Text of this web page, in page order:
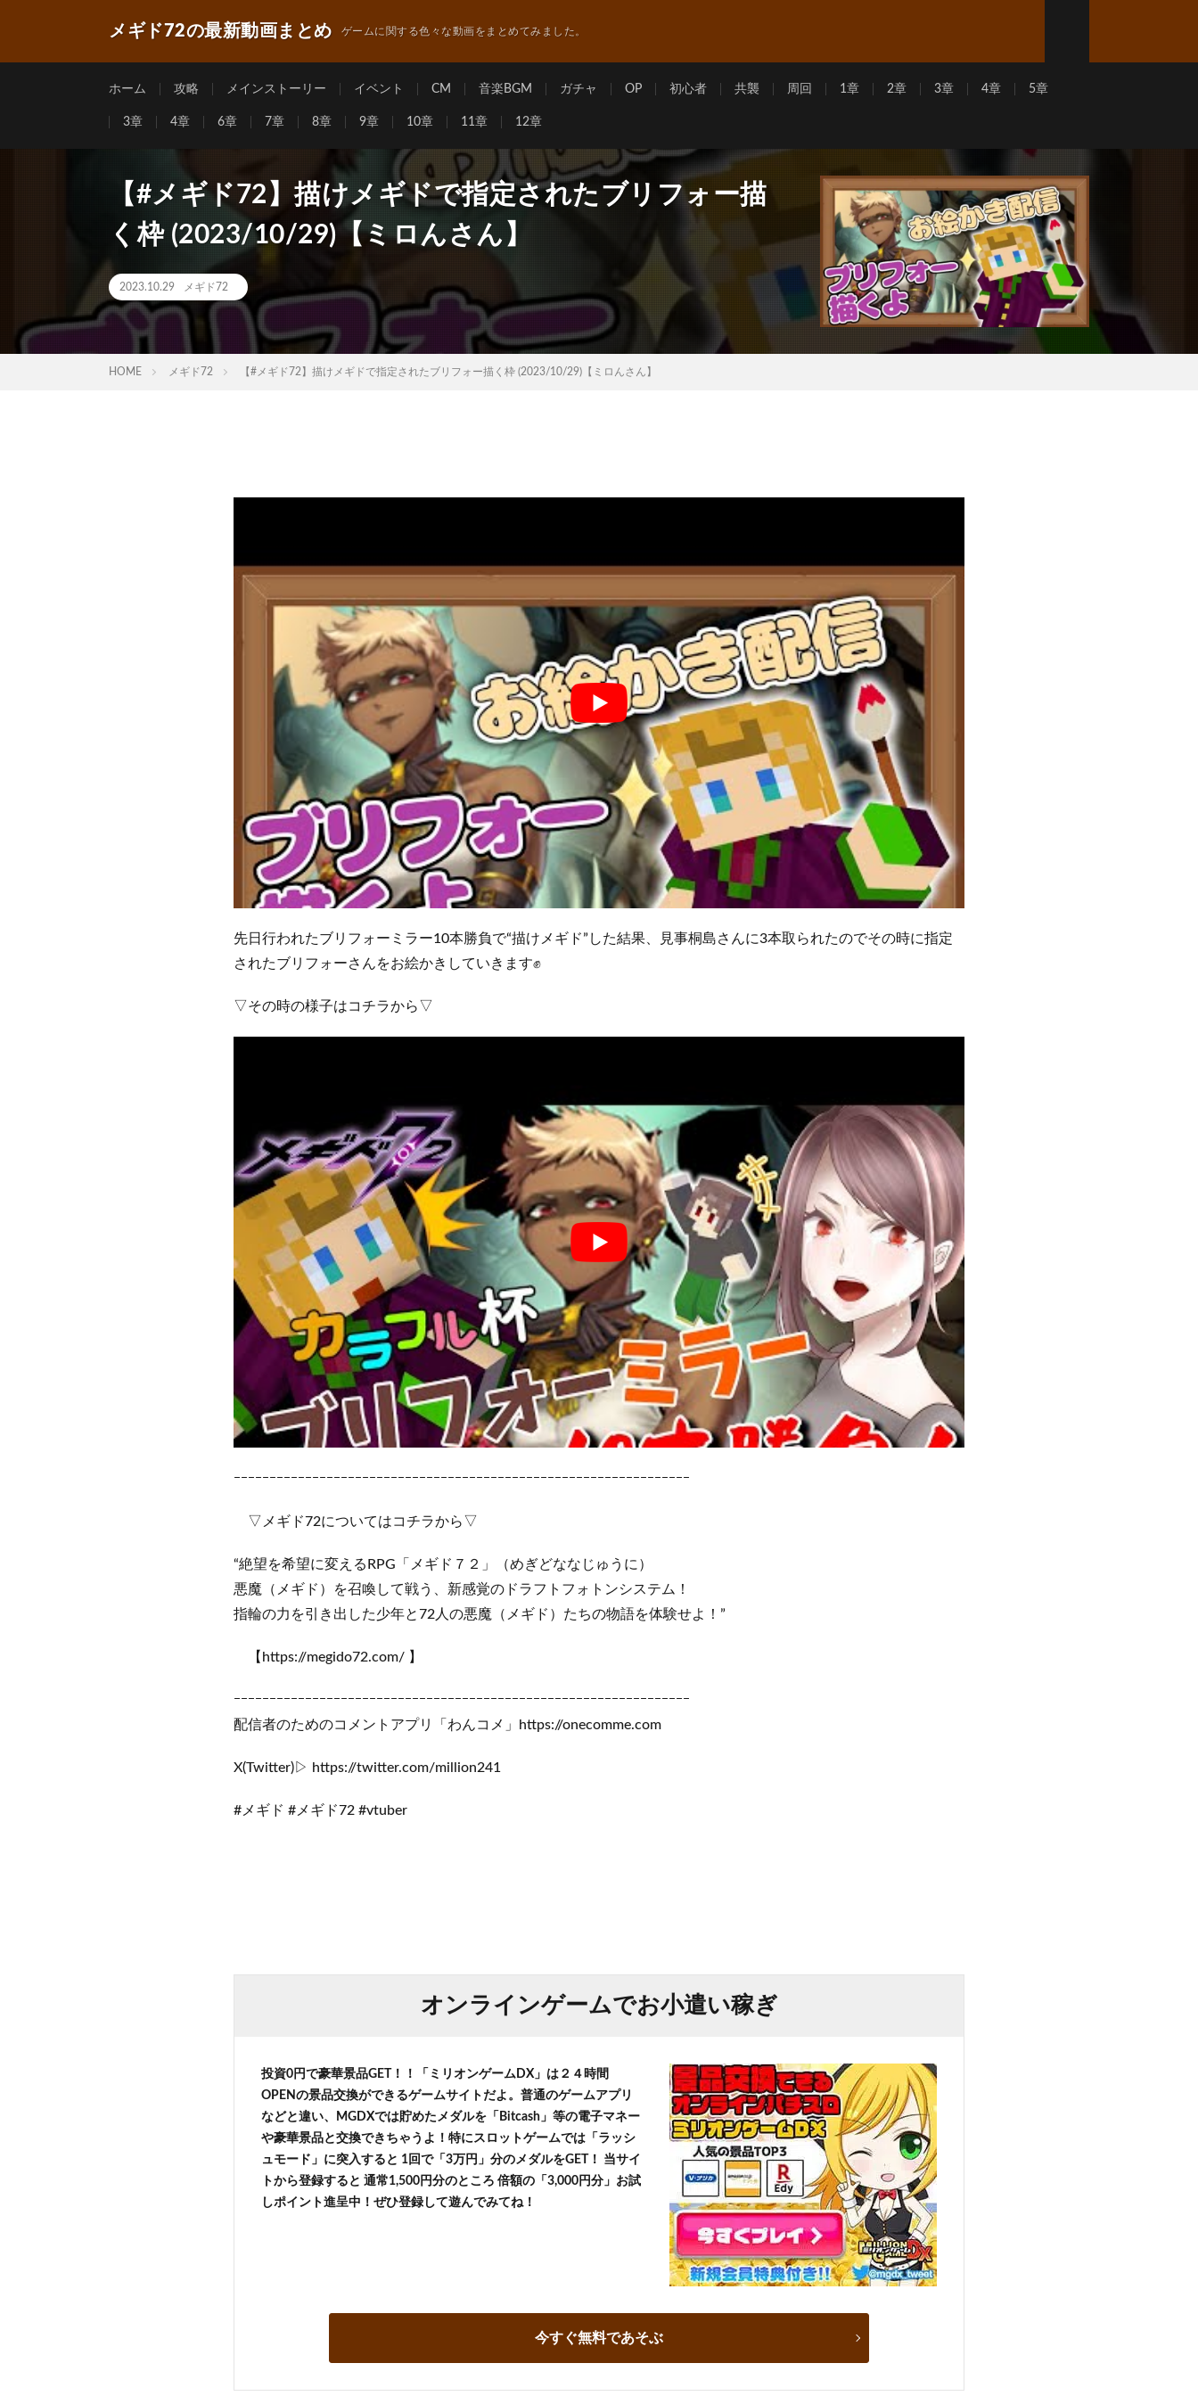
メギド72の最新動画まとめ ゲームに関する色々な動画をまとめてみました。
ホーム 攻略 メインストーリー イベント CM 音楽BGM ガチャ OP 初心者 共襲 周回 1章 2章 3章 4章 5章
3章 4章 6章 7章 8章 9章 10章 11章 12章
【#メギド72】描けメギドで指定されたブリフォー描
く枠 (2023/10/29)【ミロんさん】
2023.10.29 メギド72
HOME メギド72 【#メギド72】描けメギドで指定されたブリフォー描く枠 (2023/10/29)【ミロんさん】
先日行われたブリフォーミラー10本勝負で“描けメギド”した結果、見事桐島さんに3本取られたのでその時に指定
されたブリフォーさんをお絵かきしていきます✊
▽その時の様子はコチラから▽
ｰｰｰｰｰｰｰｰｰｰｰｰｰｰｰｰｰｰｰｰｰｰｰｰｰｰｰｰｰｰｰｰｰｰｰｰｰｰｰｰｰｰｰｰｰｰｰｰｰｰｰｰｰｰｰｰｰｰｰｰｰｰｰｰ
▽メギド72についてはコチラから▽
“絶望を希望に変えるRPG「メギド７２」（めぎどななじゅうに）
悪魔（メギド）を召喚して戦う、新感覚のドラフトフォトンシステム！
指輪の力を引き出した少年と72人の悪魔（メギド）たちの物語を体験せよ！”
【https://megido72.com/ 】
ｰｰｰｰｰｰｰｰｰｰｰｰｰｰｰｰｰｰｰｰｰｰｰｰｰｰｰｰｰｰｰｰｰｰｰｰｰｰｰｰｰｰｰｰｰｰｰｰｰｰｰｰｰｰｰｰｰｰｰｰｰｰｰｰ
配信者のためのコメントアプリ「わんコメ」https://onecomme.com
X(Twitter)▷ https://twitter.com/million241
#メギド #メギド72 #vtuber
オンラインゲームでお小遣い稼ぎ
投資0円で豪華景品GET！！「ミリオンゲームDX」は２４時間
OPENの景品交換ができるゲームサイトだよ。普通のゲームアプリ
などと違い、MGDXでは貯めたメダルを「Bitcash」等の電子マネー
や豪華景品と交換できちゃうよ！特にスロットゲームでは「ラッシ
ュモード」に突入すると 1回で「3万円」分のメダルをGET！ 当サイ
トから登録すると 通常1,500円分のところ 倍額の「3,000円分」お試
しポイント進呈中！ぜひ登録して遊んでみてね！
今すぐ無料であそぶ